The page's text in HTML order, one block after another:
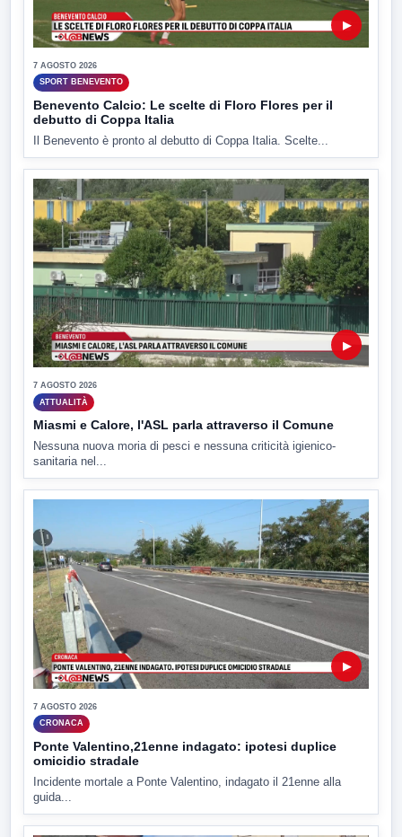
▶
7 AGOSTO 2026
SPORT BENEVENTO
Benevento Calcio: Le scelte di Floro Flores per il
debutto di Coppa Italia
Il Benevento è pronto al debutto di Coppa Italia. Scelte...
▶
7 AGOSTO 2026
ATTUALITÀ
Miasmi e Calore, l'ASL parla attraverso il Comune
Nessuna nuova moria di pesci e nessuna criticità igienico-
sanitaria nel...
▶
7 AGOSTO 2026
CRONACA
Ponte Valentino,21enne indagato: ipotesi duplice
omicidio stradale
Incidente mortale a Ponte Valentino, indagato il 21enne alla
guida...